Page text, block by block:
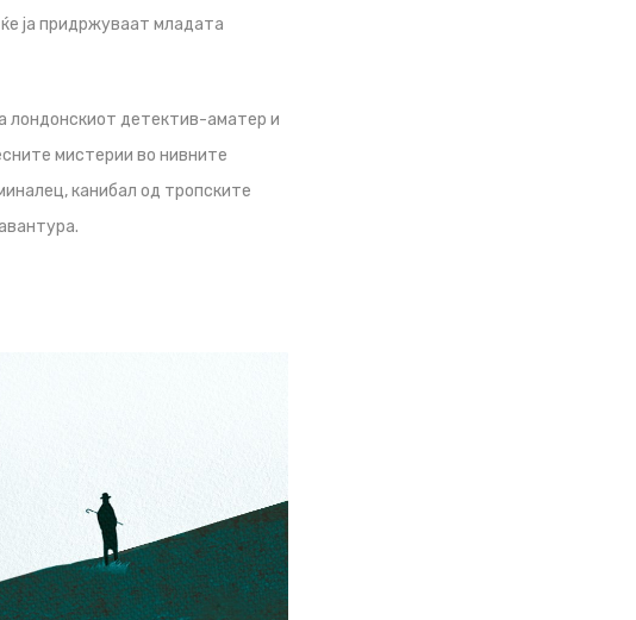
ја придржуваат младата
лондонскиот детектив-аматер и
мистерии во нивните
канибал од тропските